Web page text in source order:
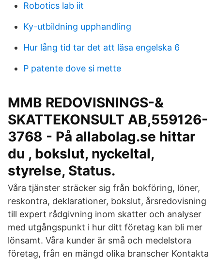
Robotics lab iit
Ky-utbildning upphandling
Hur lång tid tar det att läsa engelska 6
P patente dove si mette
MMB REDOVISNINGS-&
SKATTEKONSULT AB,559126-
3768 - På allabolag.se hittar
du , bokslut, nyckeltal,
styrelse, Status.
Våra tjänster sträcker sig från bokföring, löner,
reskontra, deklarationer, bokslut, årsredovisning
till expert rådgivning inom skatter och analyser
med utgångspunkt i hur ditt företag kan bli mer
lönsamt. Våra kunder är små och medelstora
företag, från en mängd olika branscher Kontakta